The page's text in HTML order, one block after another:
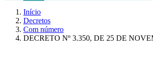
Início
Decretos
Com número
DECRETO Nº 3.350, DE 25 DE